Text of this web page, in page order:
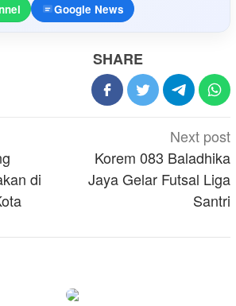
Google News
SHARE
di
Next post
Korem 083 Baladhika
Jaya Gelar Futsal Liga
Santri